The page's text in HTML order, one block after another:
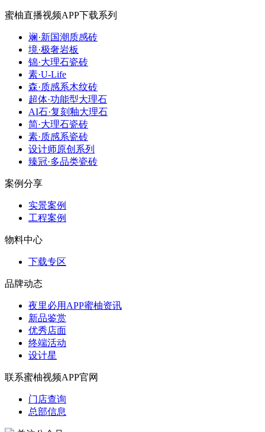
蜜柚直播视频APP下载系列
斓·新国潮质感砖
境·极奢岩板
锦·大理石瓷砖
素·U-Life
森·质感系木纹砖
超体·功能型大理石
AI石·复刻釉大理石
简·大理石瓷砖
素·质感系瓷砖
设计师原创系列
臻冠·多品类瓷砖
案例分享
实景案例
工程案例
物料中心
下载专区
品牌动态
夜里必用APP蜜柚资讯
新品鉴赏
优秀店面
终端活动
设计星
联系蜜柚视频APP官网
门店查询
总部信息